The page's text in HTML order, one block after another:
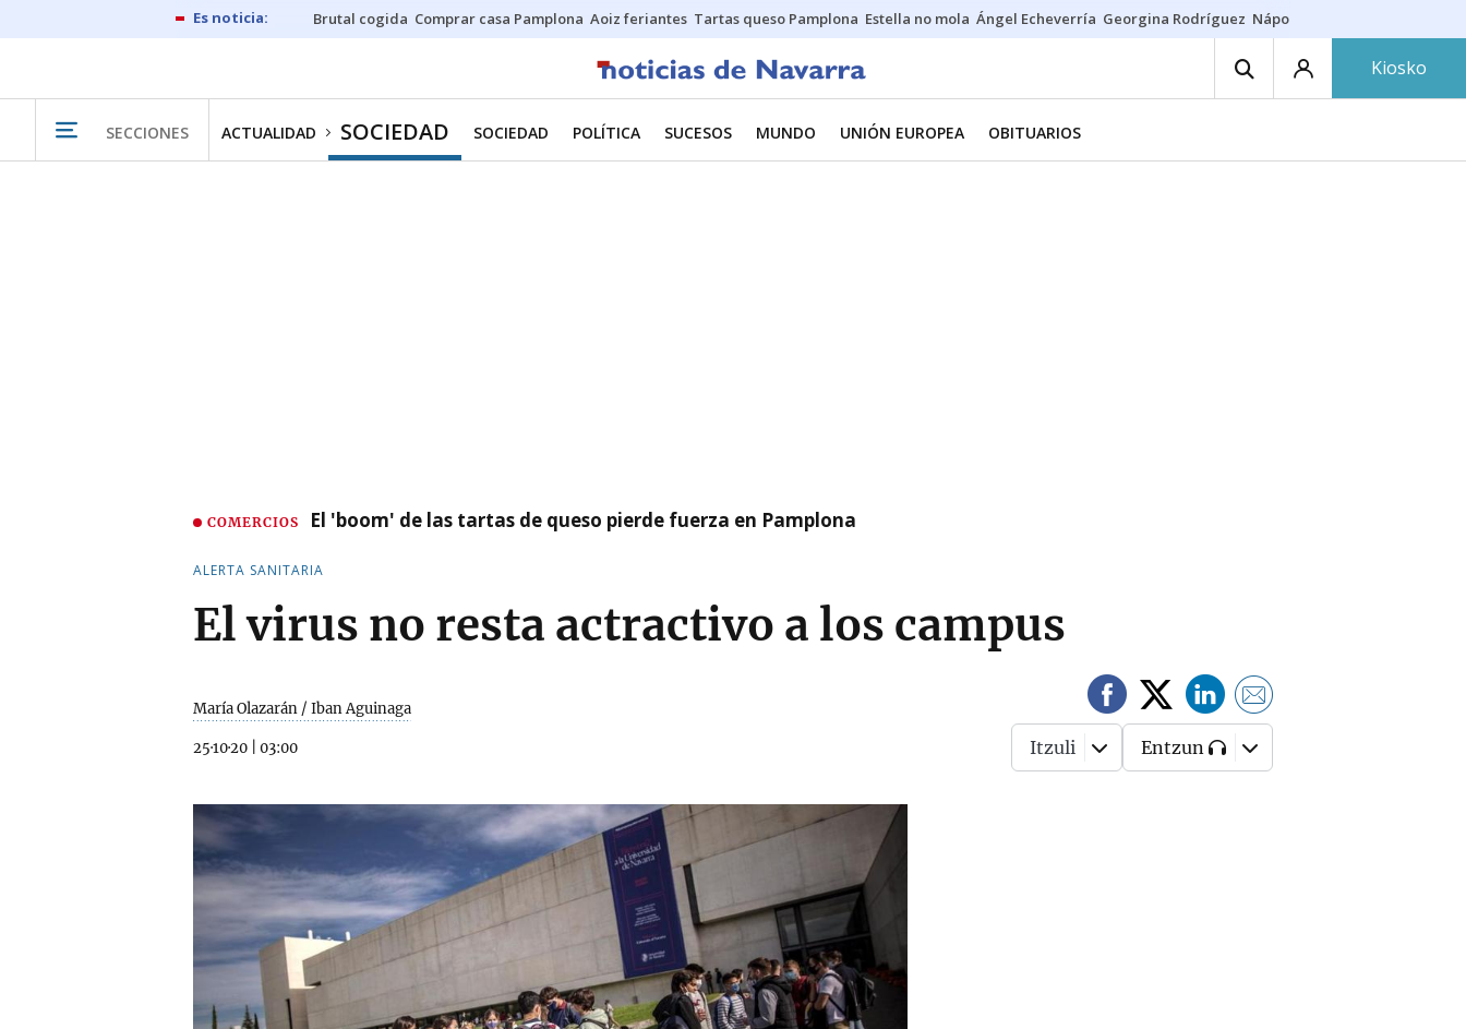
Brutal cogida Comprar casa Pamplona Aoiz feriantes Tartas queso Pamplona Estella no mola Ángel Echeverría Georgina Rodríguez Nápoles - Osasuna
Kiosko
SECCIONES ACTUALIDAD SOCIEDAD SOCIEDAD POLÍTICA SUCESOS MUNDO UNIÓN EUROPEA OBITUARIOS
COMERCIOS El 'boom' de las tartas de queso pierde fuerza en Pamplona
ALERTA SANITARIA
El virus no resta actractivo a los campus
María Olazarán / Iban Aguinaga
25·10·20 03:00 Itzuli Entzun